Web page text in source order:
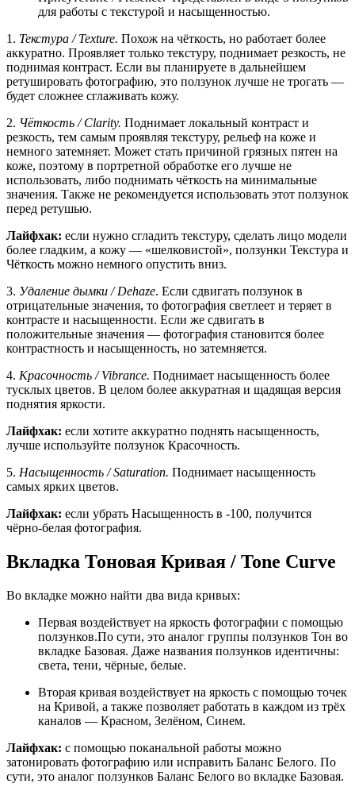
для работы с текстурой и насыщенностью.
1. Текстура / Texture. Похож на чёткость, но работает более
аккуратно. Проявляет только текстуру, поднимает резкость, не
поднимая контраст. Если вы планируете в дальнейшем
ретушировать фотографию, это ползунок лучше не трогать —
будет сложнее сглаживать кожу.
2. Чёткость / Clarity. Поднимает локальный контраст и
резкость, тем самым проявляя текстуру, рельеф на коже и
немного затемняет. Может стать причиной грязных пятен на
коже, поэтому в портретной обработке его лучше не
использовать, либо поднимать чёткость на минимальные
значения. Также не рекомендуется использовать этот ползунок
перед ретушью.
Лайфхак: если нужно сгладить текстуру, сделать лицо модели
более гладким, а кожу — «шелковистой», ползунки Текстура и
Чёткость можно немного опустить вниз.
3. Удаление дымки / Dehaze. Если сдвигать ползунок в
отрицательные значения, то фотография светлеет и теряет в
контрасте и насыщенности. Если же сдвигать в
положительные значения — фотография становится более
контрастность и насыщенность, но затемняется.
4. Красочность / Vibrance. Поднимает насыщенность более
тусклых цветов. В целом более аккуратная и щадящая версия
поднятия яркости.
Лайфхак: если хотите аккуратно поднять насыщенность,
лучше используйте ползунок Красочность.
5. Насыщенность / Saturation. Поднимает насыщенность
самых ярких цветов.
Лайфхак: если убрать Насыщенность в -100, получится
чёрно-белая фотография.
Вкладка Тоновая Кривая / Tone Curve
Во вкладке можно найти два вида кривых:
Первая воздействует на яркость фотографии с помощью
ползунков.По сути, это аналог группы ползунков Тон во
вкладке Базовая. Даже названия ползунков идентичны:
света, тени, чёрные, белые.
Вторая кривая воздействует на яркость с помощью точек
на Кривой, а также позволяет работать в каждом из трёх
каналов — Красном, Зелёном, Синем.
Лайфхак: с помощью поканальной работы можно
затонировать фотографию или исправить Баланс Белого. По
сути, это аналог ползунков Баланс Белого во вкладке Базовая.